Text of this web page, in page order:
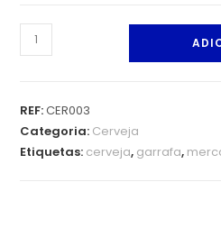
REF:CER003
Categoria: Cerveja
Etiquetas: cerveja, garrafa,